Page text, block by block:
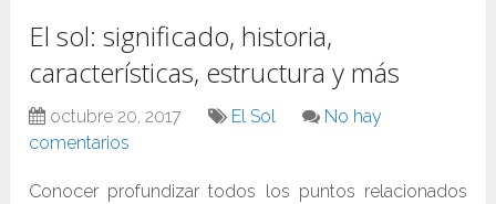
El sol: significado, historia,
características, estructura y más
octubre 20, 2017 El Sol
No hay
comentarios
Conocer profundizar todos los puntos relacionados